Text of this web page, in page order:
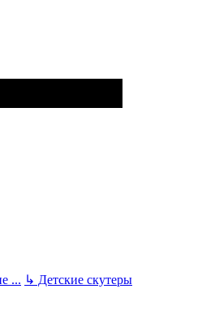
... ↳ Детские скутеры